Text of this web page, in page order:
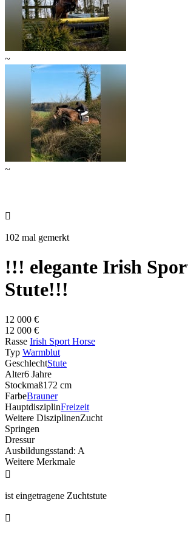
~
~

102 mal gemerkt
!!! elegante Irish
Stute!!!
12 000 €
12 000 €
Rasse Irish Sport Horse
Typ Warmblut
GeschlechtStute
Alter6 Jahre
Stockmaß172 cm
FarbeBrauner
HauptdisziplinFreizeit
Weitere DisziplinenZucht
Springen
Dressur
Ausbildungsstand: A
Weitere Merkmale

ist eingetragene Zuchtstute
